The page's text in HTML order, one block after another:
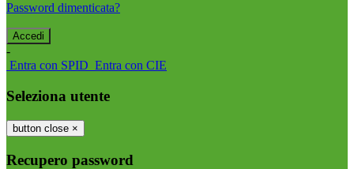
Password dimenticata?
-
Entra con SPID Entra con CIE
Seleziona utente
button close ×
Recupero password